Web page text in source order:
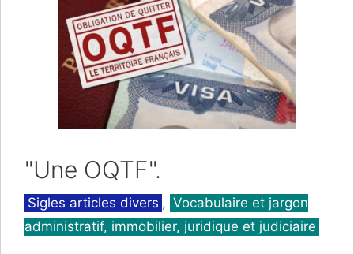
"Une OQTF".
Catégories
Sigles articles divers , Vocabulaire et jargon
administratif, immobilier, juridique et judiciaire